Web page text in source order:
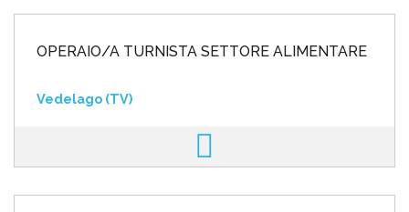
OPERAIO/A TURNISTA SETTORE ALIMENTARE
Vedelago (TV)